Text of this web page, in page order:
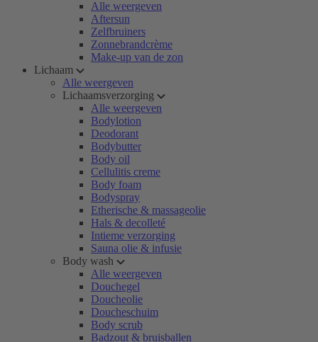
Alle weergeven
Aftersun
Zelfbruiners
Zonnebrandcrème
Make-up van de zon
Lichaam
Alle weergeven
Lichaamsverzorging
Alle weergeven
Bodylotion
Deodorant
Bodybutter
Body oil
Cellulitis creme
Body foam
Bodyspray
Etherische & massageolie
Hals & decolleté
Intieme verzorging
Sauna olie & infusie
Body wash
Alle weergeven
Douchegel
Doucheolie
Doucheschuim
Body scrub
Badzout & bruisballen